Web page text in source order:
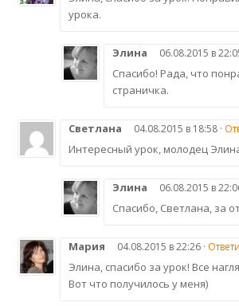
урока.
Элина 06.08.2015 в
Спасибо! Рада, что
страничка.
Светлана 04.08.2015 в 18:58 ·
Интересный урок, молодец
Элина 06.08.2015 в
Спасибо, Светлана, за
Мария 04.08.2015 в 22:26 ·
Элина, спасибо за урок! Все
Вот что получилось у меня)